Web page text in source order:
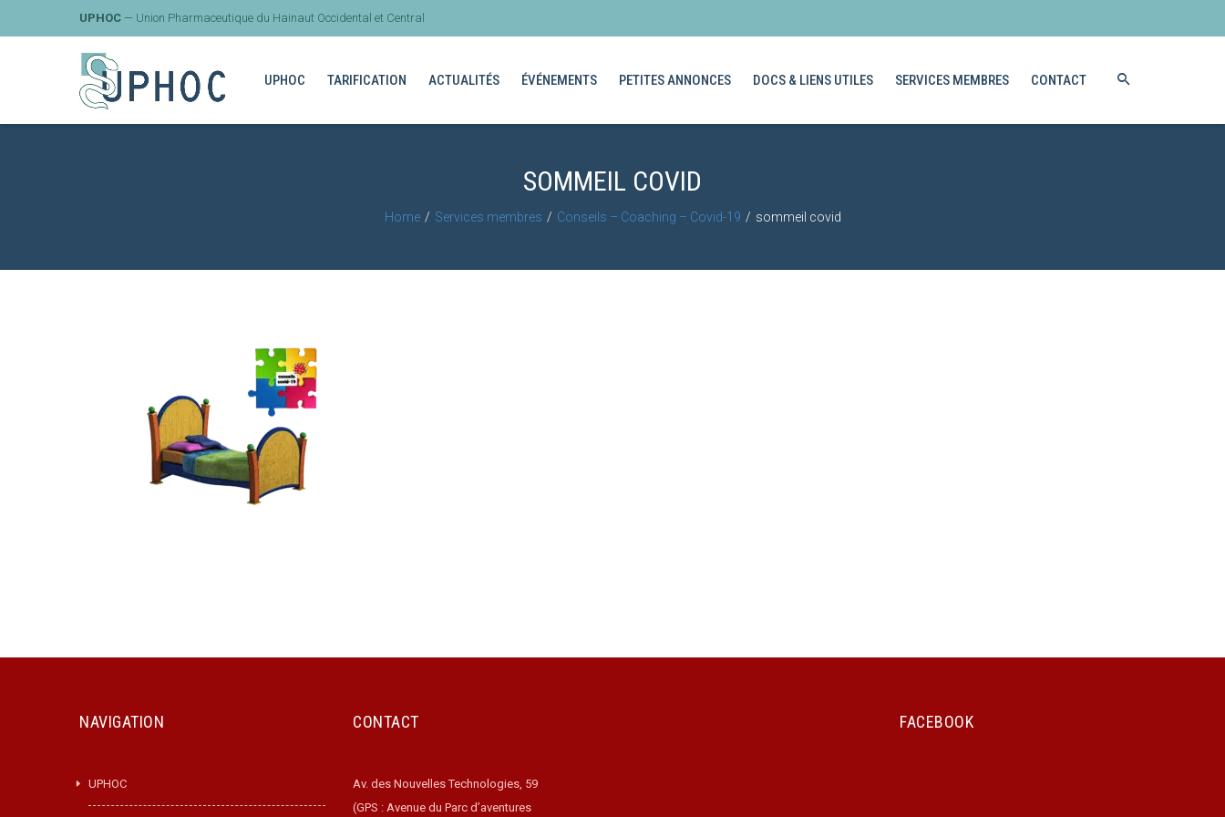
UPHOC — Union Pharmaceutique du Hainaut Occidental et Central
UPHOC TARIFICATION ACTUALITÉS ÉVÉNEMENTS PETITES ANNONCES DOCS & LIENS UTILES SERVICES MEMBRES CONTACT
SOMMEIL COVID
Home Services membres Conseils – Coaching – Covid-19 sommeil covid
NAVIGATION
UPHOC
CONTACT
Av. des Nouvelles Technologies, 59
(GPS : Avenue du Parc d’aventures
FACEBOOK